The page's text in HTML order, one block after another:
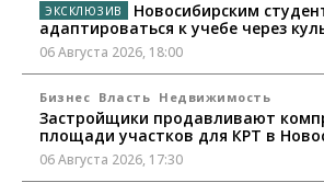
Новосибирским
адаптироваться к учебе через
06 Августа 2026, 18:00
Бизнес Власть Недвижимость
Застройщики продавливают
площади участков для КРТ в
06 Августа 2026, 17:30